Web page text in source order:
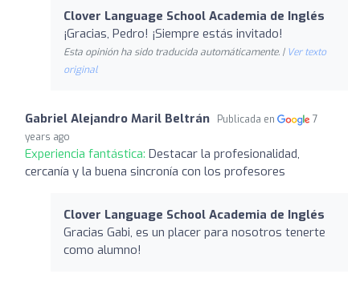
Clover Language School Academia de Inglés
¡Gracias, Pedro! ¡Siempre estás invitado!
Esta opinión ha sido traducida automáticamente. | Ver texto
original
Gabriel Alejandro Maril Beltrán Publicada en
7
years ago
Experiencia fantástica: Destacar la profesionalidad,
cercanía y la buena sincronía con los profesores
Clover Language School Academia de Inglés
Gracias Gabi, es un placer para nosotros tenerte
como alumno!